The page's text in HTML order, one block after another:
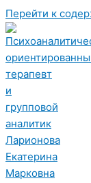
Перейти к